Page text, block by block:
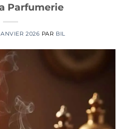
Parfumerie
2026 PAR BIL